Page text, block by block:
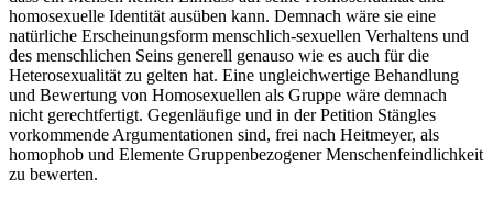
homosexuelle Identität ausüben kann. Demnach wäre sie eine
natürliche Erscheinungsform menschlich-sexuellen Verhaltens und
des menschlichen Seins generell genauso wie es auch für die
Heterosexualität zu gelten hat. Eine ungleichwertige Behandlung
und Bewertung von Homosexuellen als Gruppe wäre demnach
nicht gerechtfertigt. Gegenläufige und in der Petition Stängles
vorkommende Argumentationen sind, frei nach Heitmeyer, als
homophob und Elemente Gruppenbezogener Menschenfeindlichkeit
zu bewerten.